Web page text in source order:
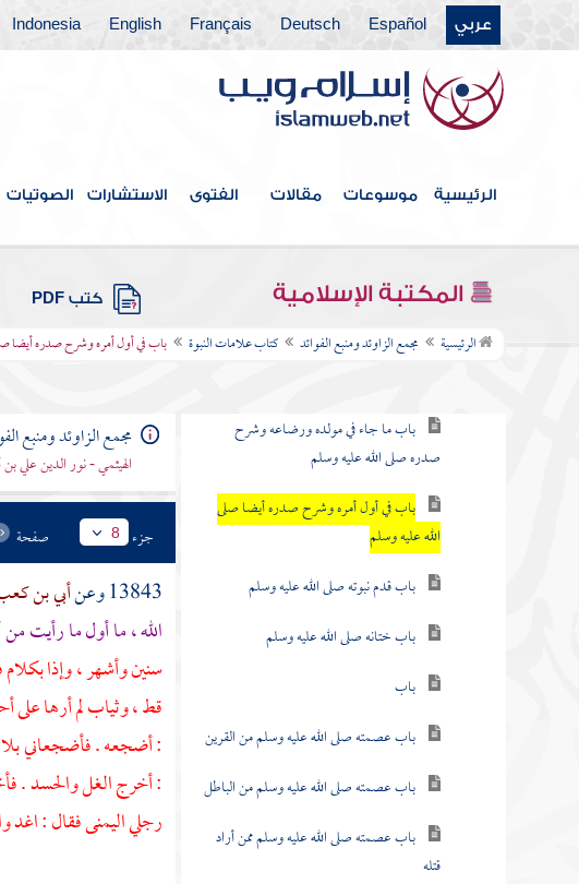
عربي Español
Deutsch
Français
English
Indonesia
الرئيسية موسوعات مقالات الفتوى الاستشارات الصوتيات
المكتبة الإسلامية كتب PDF
الرئيسية مجمع الزاوئد ومنبع الفوائد كتاب علامات النبوة باب في أول أمره وشرح صدره أيضا
كتاب التعبير
كتاب القدر
كتاب الفتن أعاذنا الله منها
كتاب الأدب
كتاب البر والصلة
كتاب فيه ذكر الأنبياء
كتاب علامات النبوة
باب ما جاء في مولده ورضاعه وشرح
صدره صلى الله عليه وسلم
باب في أول أمره وشرح صدره أيضا صلى
الله عليه وسلم
باب قدم نبوته صلى الله عليه وسلم
باب ختانه صلى الله عليه وسلم
باب
باب عصمته صلى الله عليه وسلم من القرين
باب عصمته صلى الله عليه وسلم من الباطل
باب عصمته صلى الله عليه وسلم ممن أراد
قتله
مجمع الزاوئد ومنبع
الهيثمي - نور الدين علي بن
جزء 8 صفحة
13843 وعن أبي بن
الله ، ما أول ما رأيت من
سنين وأشهر ، وإذا
قط ، وثياب لم أرها على
: أضجعه . فأضجعاني
: أخرج الغل والحسد .
رجلي اليمنى فقال : اغد